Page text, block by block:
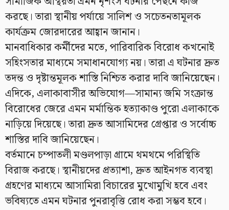
করছে। তারা স্থানীয় পর্যায়ে সালিশ ও সচেতনতামূলক
কার্যক্রম জোরদারের আহ্বান জানান।
মানবাধিকার কর্মীদের মতে, পারিবারিক বিরোধ কখনোই
সহিংসতার মাধ্যমে সমাধানযোগ্য নয়। তারা এ ঘটনার দ্রুত
তদন্ত ও দৃষ্টান্তমূলক শাস্তি নিশ্চিত করার দাবি জানিয়েছেন।
এদিকে, এলাকাবাসীর অভিযোগ—সামান্য জমি সংক্রান্ত
বিরোধের জেরে এমন মর্মান্তিক হত্যাকাণ্ড পুরো এলাকাকে
নাড়িয়ে দিয়েছে। তারা দ্রুত আসামিদের গ্রেপ্তার ও সর্বোচ্চ
শাস্তির দাবি জানিয়েছেন।
বর্তমানে চম্পাতলী মণ্ডলপাড়া গ্রামে থমথমে পরিস্থিতি
বিরাজ করছে। স্থানীয়দের প্রত্যাশা, দ্রুত আইনগত ব্যবস্থা
গ্রহণের মাধ্যমে আসামিরা বিচারের মুখোমুখি হবে এবং
ভবিষ্যতে এমন ঘটনার পুনরাবৃত্তি রোধ করা সম্ভব হবে।